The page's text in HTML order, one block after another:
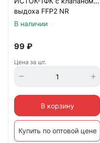
выдоха FFP2 NR
В наличии
99 ₽
Цена за шт.
В корзину
Купить по оптовой цене